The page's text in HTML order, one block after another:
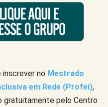
inscrever no Mestrado
em Rede (Profei),
gratuitamente pelo Centro